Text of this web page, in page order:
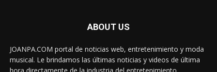
ABOUT US
JOANPA.COM portal de noticias web, entretenimiento y moda
musical. Le brindamos las últimas noticias y videos de última
hora directamente de la industria del entretenimiento.